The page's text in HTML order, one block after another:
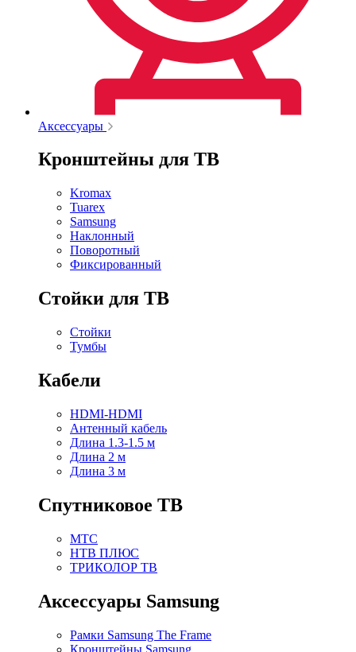
Аксессуары
Кронштейны для ТВ
Kromax
Tuarex
Samsung
Наклонный
Поворотный
Фиксированный
Стойки для ТВ
Стойки
Тумбы
Кабели
HDMI-HDMI
Антенный кабель
Длина 1.3-1.5 м
Длина 2 м
Длина 3 м
Спутниковое ТВ
МТС
НТВ ПЛЮС
ТРИКОЛОР ТВ
Аксессуары Samsung
Рамки Samsung The Frame
Кронштейны Samsung